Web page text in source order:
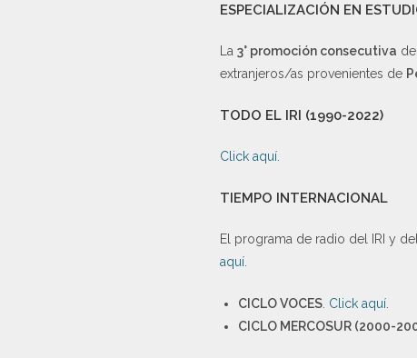
ESPECIALIZACIÓN EN
La 3° promoción consecutiva
extranjeros/as provenientes de
TODO EL IRI (1990-2022)
Click aquí.
TIEMPO INTERNACIONAL
El programa de radio del IRI y
aquí.
CICLO VOCES. Click aquí.
CICLO MERCOSUR (2000-